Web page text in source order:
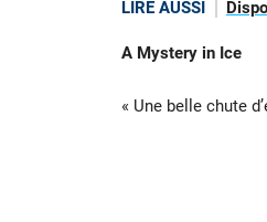
LIRE AUSSI
A Mystery in Ice
« Une belle chute